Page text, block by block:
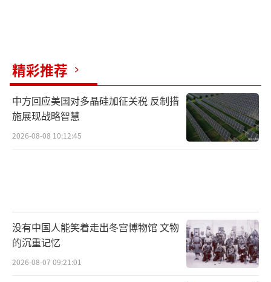
精彩推荐
中方回应美国对多晶硅加征关税 反制措
施展现战略智慧
2026-08-08 10:12:45
没有中国人能笑着走出冬宫博物馆 文物
的沉重记忆
2026-08-07 09:21:01